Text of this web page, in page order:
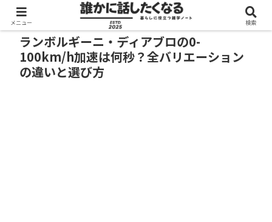
ランボルギーニ・ディアブロの0-
100km/h加速は何秒？全バリエーション
の違いと選び方
メニュー 検索